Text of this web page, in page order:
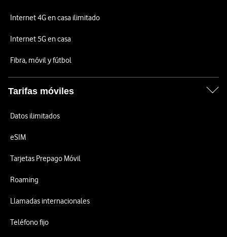
Internet 4G en casa ilimitado
Internet 5G en casa
Fibra, móvil y fútbol
Tarifas móviles
Datos ilimitados
eSIM
Tarjetas Prepago Móvil
Roaming
Llamadas internacionales
Teléfono fijo